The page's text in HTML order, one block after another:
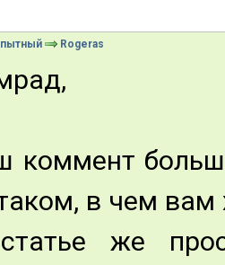
Rogeras
коммент
в чем вам
же